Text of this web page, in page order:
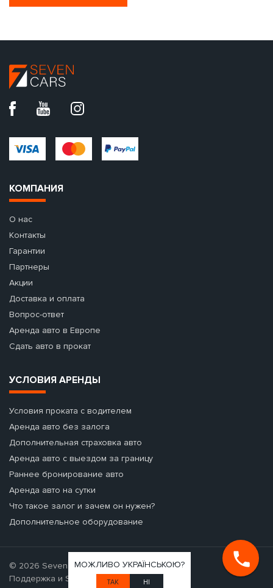
МОЖЛИВО УКРАЇНСЬКОЮ?
ТАК НІ
КОМПАНИЯ
О нас
Контакты
Гарантии
Партнеры
Акции
Доставка и оплата
Вопрос-ответ
Аренда авто в Европе
Сдать авто в прокат
УСЛОВИЯ АРЕНДЫ
Условия проката с водителем
Аренда авто без залога
Дополнительная страховка авто
Аренда авто с выездом за границу
Раннее бронирование авто
Аренда авто на сутки
Что такое залог и зачем он нужен?
Дополнительное оборудование
© 2026 Seven Cars - аренда авто.
Поддержка и SEO-продвижение